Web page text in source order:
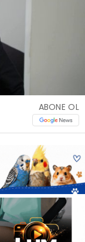
Youtube
ABONE OL